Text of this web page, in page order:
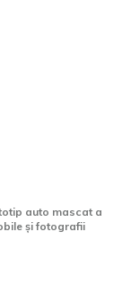
auto mascat a
și fotografii